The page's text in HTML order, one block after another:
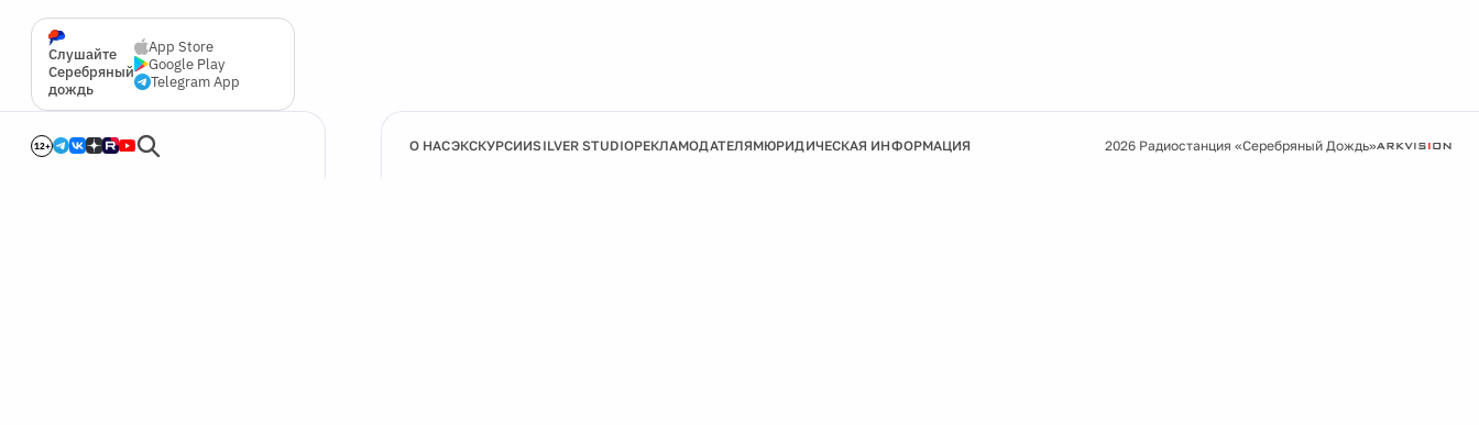
Слушайте
Серебряный
дождь
App Store
Google Play
Telegram App
12+ О НАСЭКСКУРСИИSILVER STUDIOРЕКЛАМОДАТЕЛЯМЮРИДИЧЕСКАЯ ИНФОРМАЦИЯ 2026 Радиостанция «Серебряный Дождь»